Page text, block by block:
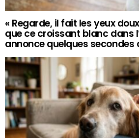
« Regarde, il fait les yeux
que ce croissant blanc dans
annonce quelques secondes